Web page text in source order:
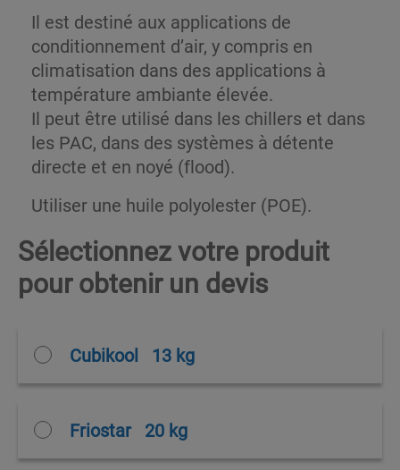
Il est destiné aux applications de
conditionnement d’air, y compris en
climatisation dans des applications à
température ambiante élevée.
Il peut être utilisé dans les chillers et dans
les PAC, dans des systèmes à détente
directe et en noyé (flood).
Utiliser une huile polyolester (POE).
Sélectionnez votre produit
pour obtenir un devis
Cubikool 13 kg
Friostar 20 kg